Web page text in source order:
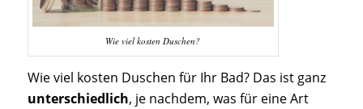
Wie viel kosten Duschen?
Wie viel kosten Duschen für Ihr Bad? Das ist ganz
unterschiedlich, je nachdem, was für eine Art